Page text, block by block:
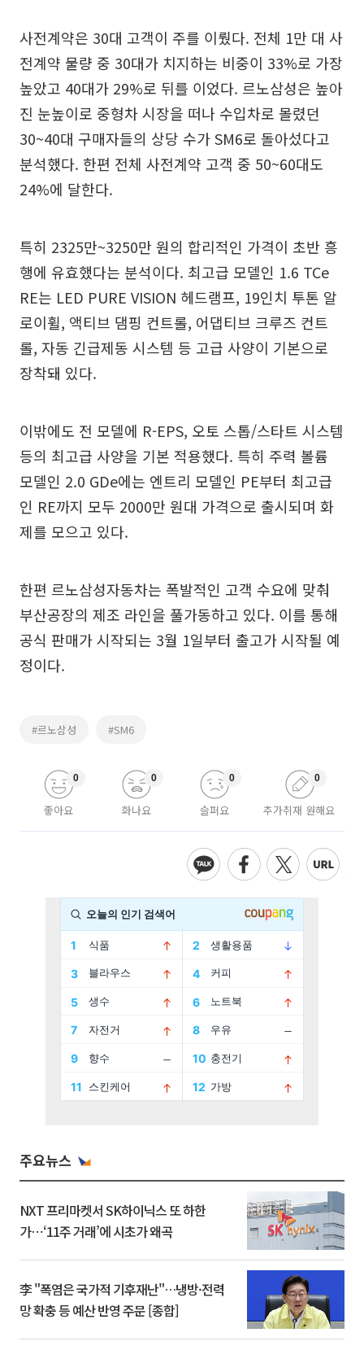
사전계약은 30대 고객이 주를 이뤘다. 전체 1만 대 사
전계약 물량 중 30대가 치지하는 비중이 33%로 가장
높았고 40대가 29%로 뒤를 이었다. 르노삼성은 높아
진 눈높이로 중형차 시장을 떠나 수입차로 몰렸던
30~40대 구매자들의 상당 수가 SM6로 돌아섰다고
분석했다. 한편 전체 사전계약 고객 중 50~60대도
24%에 달한다.
특히 2325만~3250만 원의 합리적인 가격이 초반 흥
행에 유효했다는 분석이다. 최고급 모델인 1.6 TCe
RE는 LED PURE VISION 헤드램프, 19인치 투톤 알
로이휠, 액티브 댐핑 컨트롤, 어댑티브 크루즈 컨트
롤, 자동 긴급제동 시스템 등 고급 사양이 기본으로
장착돼 있다.
이밖에도 전 모델에 R-EPS, 오토 스톱/스타트 시스템
등의 최고급 사양을 기본 적용했다. 특히 주력 볼륨
모델인 2.0 GDe에는 엔트리 모델인 PE부터 최고급
인 RE까지 모두 2000만 원대 가격으로 출시되며 화
제를 모으고 있다.
한편 르노삼성자동차는 폭발적인 고객 수요에 맞춰
부산공장의 제조 라인을 풀가동하고 있다. 이를 통해
공식 판매가 시작되는 3월 1일부터 출고가 시작될 예
정이다.
#르노삼성 #SM6
좋아요
0
화나요
0
슬퍼요
0
추가취재 원해요
0
주요뉴스
NXT 프리마켓서 SK하이닉스 또 하한
가⋯‘11주 거래’에 시초가 왜곡
李 "폭염은 국가적 기후재난"…냉방·전력
망 확충 등 예산 반영 주문 [종합]